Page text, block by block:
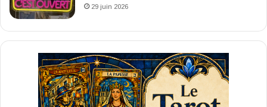
29 juin 2026